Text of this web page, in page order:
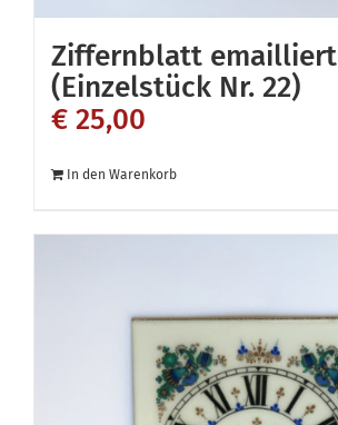
Ziffernblatt emailliert
(Einzelstück Nr. 22)
€ 25,00
In den Warenkorb